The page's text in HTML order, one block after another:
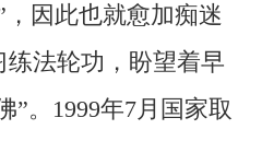
因此也就愈加痴迷
法轮功，盼望着早
”。1999年7月国家取